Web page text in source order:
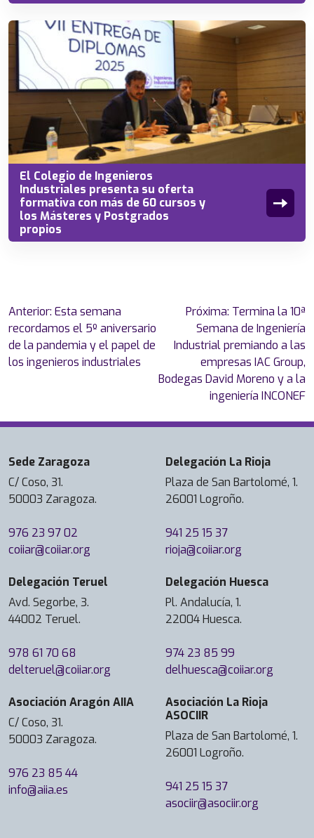
El Colegio de Ingenieros
Industriales presenta su oferta
formativa con más de 60 cursos y
los Másteres y Postgrados
propios
Navegación
de
entradas
Anterior: Esta semana
recordamos el 5º aniversario
de la pandemia y el papel de
los ingenieros industriales
Próxima: Termina la 10ª
Semana de Ingeniería
Industrial premiando a las
empresas IAC Group,
Bodegas David Moreno y a la
ingeniería INCONEF
Sede Zaragoza
C/ Coso, 31.
50003 Zaragoza.
976 23 97 02
coiiar@coiiar.org
Delegación La Rioja
Plaza de San Bartolomé, 1.
26001 Logroño.
941 25 15 37
rioja@coiiar.org
Delegación Teruel
Avd. Segorbe, 3.
44002 Teruel.
978 61 70 68
delteruel@coiiar.org
Delegación Huesca
Pl. Andalucía, 1.
22004 Huesca.
974 23 85 99
delhuesca@coiiar.org
Asociación Aragón AIIA
C/ Coso, 31.
50003 Zaragoza.
976 23 85 44
info@aiia.es
Asociación La Rioja
ASOCIIR
Plaza de San Bartolomé, 1.
26001 Logroño.
941 25 15 37
asociir@asociir.org